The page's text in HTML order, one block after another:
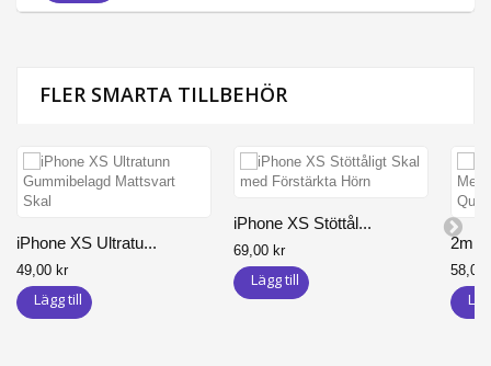
FLER SMARTA TILLBEHÖR
iPhone XS Ultratu...
49,00 kr
Lägg till
iPhone XS Stöttål...
69,00 kr
Lägg till
2m
58,00